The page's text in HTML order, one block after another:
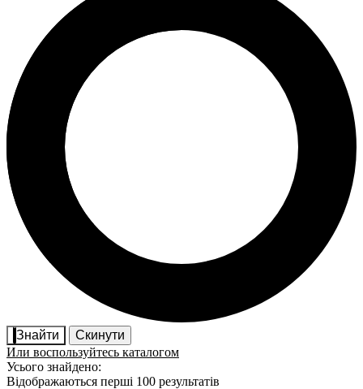
Знайти
Скинути
Или воспользуйтесь каталогом
Усього знайдено:
Відображаються перші 100 результатів